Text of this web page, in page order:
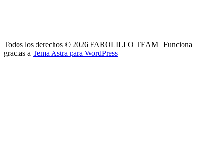
Todos los derechos © 2026 FAROLILLO TEAM | Funciona
gracias a Tema Astra para WordPress